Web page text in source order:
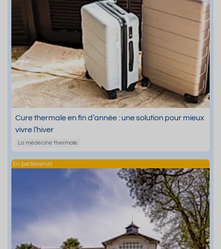
Cure thermale en fin d’année : une solution pour mieux
vivre l’hiver
La médecine thermale